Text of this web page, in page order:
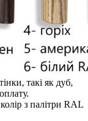
такі як дуб,
з палітри RAL